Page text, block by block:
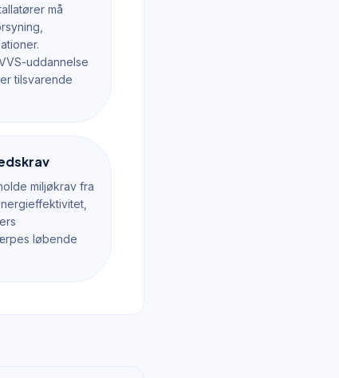
må
uddannelse
tilsvarende
miljøkrav fra
løbende